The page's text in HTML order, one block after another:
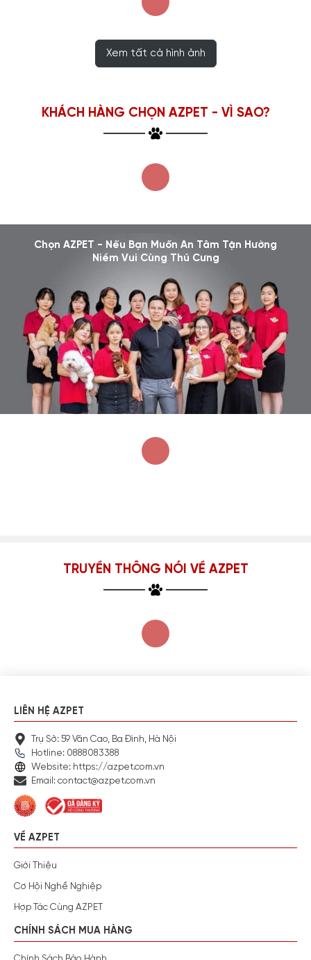
Xem tất cả hình ảnh
KHÁCH HÀNG CHỌN AZPET - VÌ SAO?
Chọn AZPET - Nếu Bạn Muốn An Tâm Tận Hưởng
Niềm Vui Cùng Thú Cưng
TRUYỀN THÔNG NÓI VỀ AZPET
LIÊN HỆ AZPET
Trụ Sở: 59 Văn Cao, Ba Đình, Hà Nội
Hotline: 0888083388
Website: https://azpet.com.vn
Email: contact@azpet.com.vn
VỀ AZPET
Giới Thiệu
Cơ Hội Nghề Nghiệp
Hợp Tác Cùng AZPET
CHÍNH SÁCH MUA HÀNG